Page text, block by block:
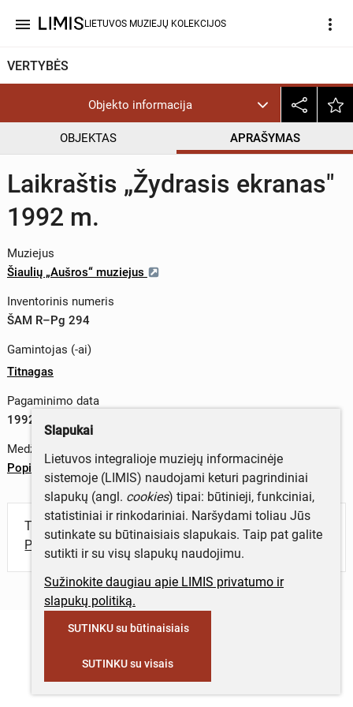
menu LIETUVOS MUZIEJŲ KOLEKCIJOS more_vert
VERTYBĖS
Objekto informacija
OBJEKTAS APRAŠYMAS
Laikraštis „Žydrasis ekranas"
1992 m.
Muziejus
Šiaulių „Aušros“ muziejus
Inventorinis numeris
ŠAM R–Pg 294
Gamintojas (-ai)
Titnagas
Pagaminimo data
1992 m.
Medžiagos
Popierius
Turite daugiau informacijos apie objektą?
Parašykite mums!
Slapukai
Lietuvos integralioje muziejų informacinėje
sistemoje (LIMIS) naudojami keturi pagrindiniai
slapukų (angl. cookies) tipai: būtinieji, funkciniai,
statistiniai ir rinkodariniai. Naršydami toliau Jūs
sutinkate su būtinaisiais slapukais. Taip pat galite
sutikti ir su visų slapukų naudojimu.
Sužinokite daugiau apie LIMIS privatumo ir
slapukų politiką.
SUTINKU su būtinaisiais
SUTINKU su visais